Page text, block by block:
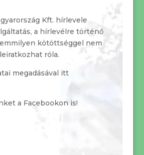
Kft. hírlevele
a hírlevélre történő
kötöttséggel nem
róla.
megadásával itt
a Facebookon is!